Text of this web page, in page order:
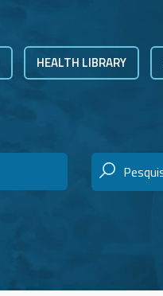
HEALTH LIBRARY